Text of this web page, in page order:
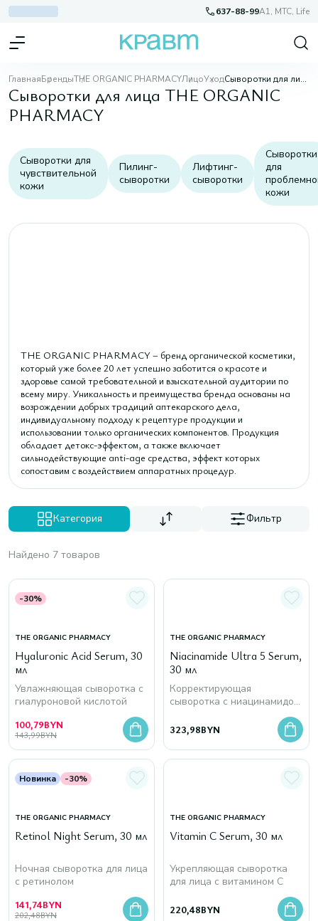
637-88-99A1, МТС, Life
ГлавнаяБрендыTHE ORGANIC PHARMACYЛицоУход Сыворотки для лица
Сыворотки для лица THE ORGANIC
PHARMACY
Сыворотки для
чувствительной
кожи
Пилинг-
сыворотки
Лифтинг-
сыворотки
Сыворотки
для
кожи
THE ORGANIC PHARMACY – бренд органической косметики,
который уже более 20 лет успешно заботится о красоте и
здоровье самой требовательной и взыскательной аудитории по
всему миру. Уникальность и преимущества бренда основаны на
возрождении добрых традиций аптекарского дела,
индивидуальному подходу к рецептуре продукции и
использовании только органических компонентов. Продукция
обладает детокс-эффектом, а также включает
сильнодействующие anti-age средства, эффект которых
сопоставим с воздействием аппаратных процедур.
Категория Фильтр
Найдено 7 товаров
-30%
THE ORGANIC PHARMACY
Hyaluronic Acid Serum, 30
мл
Увлажняющая сыворотка с
гиалуроновой кислотой
100,79BYN
143,99BYN
THE ORGANIC PHARMACY
Niacinamide Ultra 5 Serum,
30 мл
Корректирующая
сыворотка с ниацинамидом
323,98BYN
Новинка -30%
THE ORGANIC PHARMACY
Retinol Night Serum, 30 мл
Ночная сыворотка для лица
с ретинолом
141,74BYN
202,48BYN
THE ORGANIC PHARMACY
Vitamin C Serum, 30 мл
Укрепляющая сыворотка
для лица с витамином С
220,48BYN